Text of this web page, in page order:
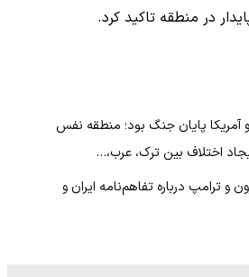
در منطقه تاکید کرد.
و آمریکا پایان جنگ بود؛ منطقه نفس
اختلاف بین ترک، عرب،…
و ترامپ درباره تفاهم‌نامه ایران و